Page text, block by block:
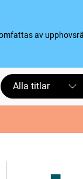
av
Alla titlar